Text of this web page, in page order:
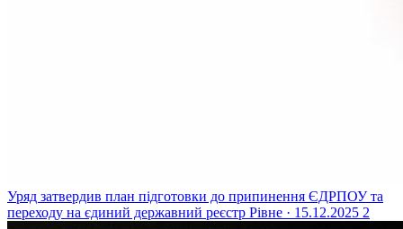
Уряд затвердив план підготовки до припинення ЄДРПОУ та
переходу на єдиний державний реєстр Рівне · 15.12.2025 2